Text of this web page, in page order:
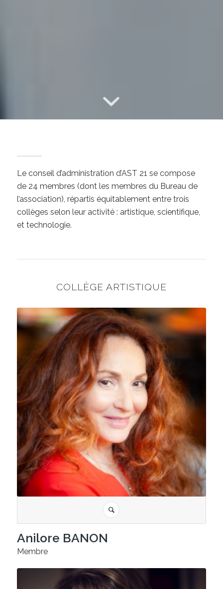
Le conseil d’administration d’AST 21 se compose
de 24 membres (dont les membres du Bureau de
l’association), répartis équitablement entre trois
collèges selon leur activité : artistique, scientifique,
et technologie.
COLLÈGE ARTISTIQUE
Anilore BANON
Membre